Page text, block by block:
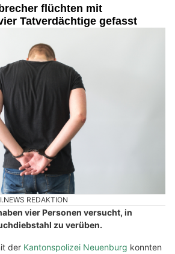
flüchten mit
Tatverdächtige gefasst
REDAKTION
vier Personen versucht, in
zu verüben.
der Kantonspolizei Neuenburg konnten